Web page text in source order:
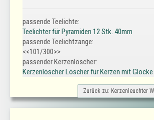
passende Teelichte:
Teelichter für Pyramiden 12 Stk. 40mm
passende Teelichtzange:
<<101/300>>
passender Kerzenlöscher:
Kerzenlöscher Löscher für Kerzen mit
Zurück zu: Kerzenleuchter